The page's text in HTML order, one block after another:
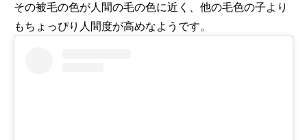
その被毛の色が人間の毛の色に近く、他の毛色の子より
もちょっぴり人間度が高めなようです。